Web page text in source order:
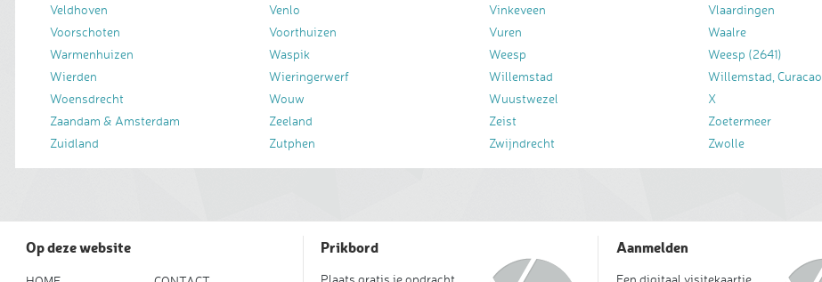
Veldhoven
Venlo Vinkeveen Vlaardingen
Voorschoten
Voorthuizen Vuren Waalre
Warmenhuizen
Waspik Weesp Weesp (2641)
Wierden
Wieringerwerf Willemstad Willemstad, Curacao.
Woensdrecht
Wouw Wuustwezel X
Zaandam & Amsterdam
Zeeland Zeist Zoetermeer
Zuidland
Zutphen Zwijndrecht Zwolle
Op deze website Prikbord
Plaats gratis je opdracht
Aanmelden
Een digitaal visitekaartje